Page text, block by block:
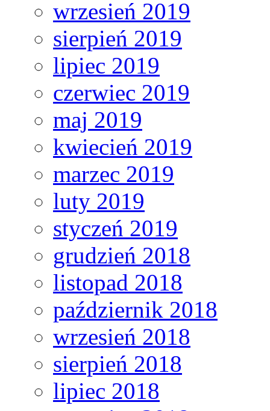
wrzesień 2019
sierpień 2019
lipiec 2019
czerwiec 2019
maj 2019
kwiecień 2019
marzec 2019
luty 2019
styczeń 2019
grudzień 2018
listopad 2018
październik 2018
wrzesień 2018
sierpień 2018
lipiec 2018